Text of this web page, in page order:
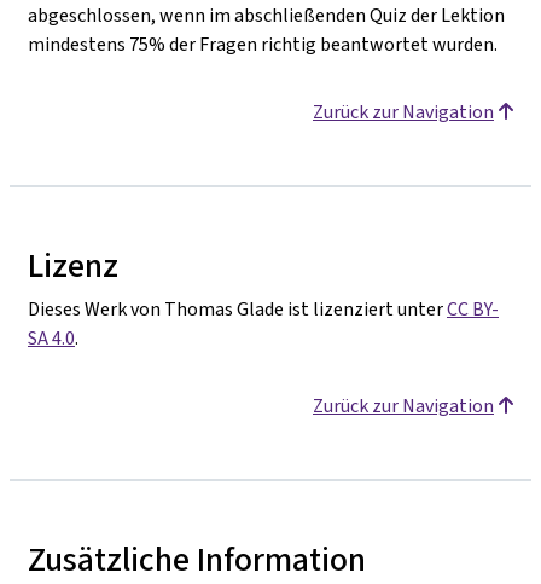
abgeschlossen, wenn im abschließenden Quiz der Lektion
mindestens 75% der Fragen richtig beantwortet wurden.
Zurück zur Navigation
Lizenz
Dieses Werk von Thomas Glade ist lizenziert unterCC BY-
SA 4.0.
Zurück zur Navigation
Zusätzliche Information